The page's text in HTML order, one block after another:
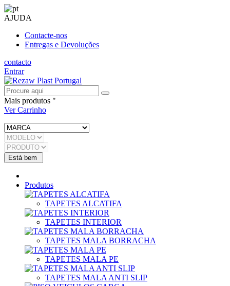
AJUDA
Contacte-nos
Entregas e Devoluções
contacto
Entrar
Mais produtos "
Ver Carrinho
Produtos
TAPETES ALCATIFA
TAPETES INTERIOR
TAPETES MALA BORRACHA
TAPETES MALA PE
TAPETES MALA ANTI SLIP